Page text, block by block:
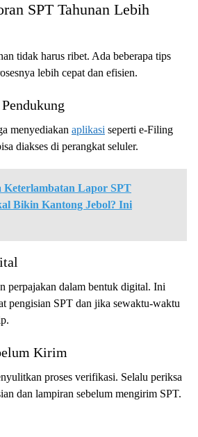
SPT Tahunan Lebih
tidak harus ribet. Ada beberapa tips
lebih cepat dan efisien.
menyediakan aplikasi seperti e-Filing
diakses di perangkat seluler.
Keterlambatan Lapor SPT
Bikin Kantong Jebol? Ini
perpajakan dalam bentuk digital. Ini
pengisian SPT dan jika sewaktu-waktu
Kirim
proses verifikasi. Selalu periksa
dan lampiran sebelum mengirim SPT.